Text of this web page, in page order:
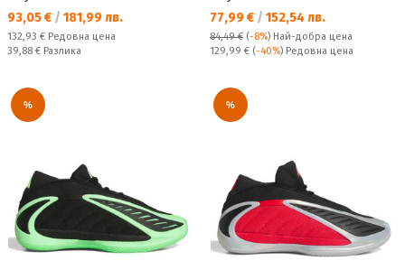
Текуща цена:
93,05 € / 181,99 лв.
Редовна цена:
132,93 € Редовна цена
Спестявате:
39,88 € Разлика
Текуща цена:
77,99 € / 152,54 лв.
84,49 € (-8%) Най-добра цена
Редовна цена:
129,99 € (-40%) Редовна цена
% %